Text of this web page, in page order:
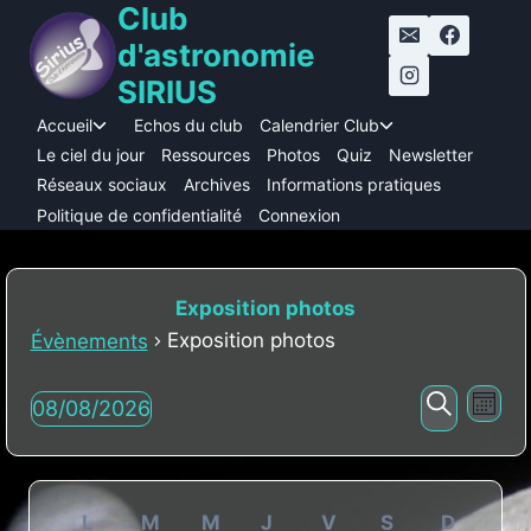
contenu
Club
d'astronomie
SIRIUS
Accueil
Ouvrir/fermer
le
menu
enfant
Echos du club Calendrier Club
le
menu
Le ciel du jour Ressources Photos Quiz
Newsletter
Réseaux sociaux
Archives
Informations pratiques
Politique de confidentialité
Connexion
Exposition photos
Évènements
Exposition photos
Évènements
et
de
Mois
08/08/2026
date.
Calendrier
L
M
M
J
V
S
D